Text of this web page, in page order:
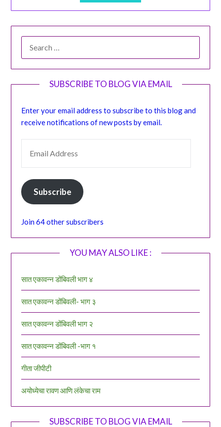
FOR:
SUBSCRIBE TO BLOG VIA EMAIL
Enter your email address to subscribe to this blog and
receive notifications of new posts by email.
Subscribe
Join 64 other subscribers
YOU MAY ALSO LIKE :
सात एकावन्न डोंबिवली भाग ४
सात एकावन्न डोंबिवली- भाग ३
सात एकावन्न डोंबिवली भाग २
सात एकावन्न डोंबिवली -भाग १
गीता जीपीटी
अयोध्येचा रावण आणि लंकेचा राम
SUBSCRIBE TO BLOG VIA EMAIL